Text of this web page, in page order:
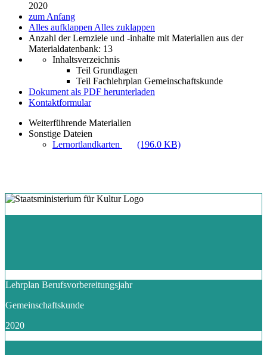
2020
zum Anfang
Alles aufklappen Alles zuklappen
Anzahl der Lernziele und -inhalte mit Materialien aus der
Materialdatenbank: 13
Inhaltsverzeichnis
Teil Grundlagen
Teil Fachlehrplan Gemeinschaftskunde
Dokument als PDF herunterladen
Kontaktformular
Weiterführende Materialien
Sonstige Dateien
Lernortlandkarten
(196.0 KB)
Lehrplan Berufsvorbereitungsjahr
Gemeinschaftskunde
2020